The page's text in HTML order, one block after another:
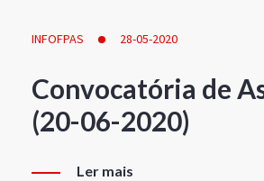
INFOFPAS 28-05-2020
Convocatória de
(20-06-2020)
Ler mais